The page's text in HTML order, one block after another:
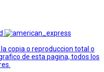
copia o reproduccion total o
de esta pagina, todos los